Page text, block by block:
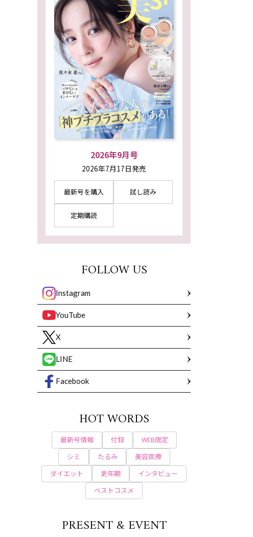
2026年9月号
2026年7月17日発売
最新号を購入 試し読み
定期購読
FOLLOW US
Instagram
YouTube
X
LINE
Facebook
HOT WORDS
最新号情報 付録
WEB限定
シミ
たるみ
美容医療
ダイエット
更年期
インタビュー
ベストコスメ
PRESENT & EVENT